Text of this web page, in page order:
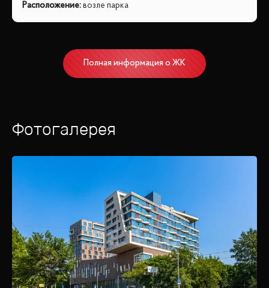
Расположение: возле парка
Полная информация о ЖК
Фотогалерея